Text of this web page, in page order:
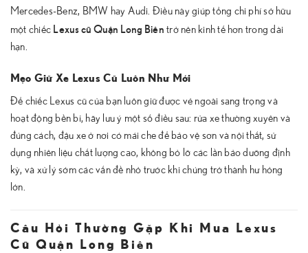
Mercedes-Benz, BMW hay Audi. Điều này giúp tổng chi phí sở hữu
một chiếc Lexus cũ Quận Long Biên trở nên kinh tế hơn trong dài
hạn.
Mẹo Giữ Xe Lexus Cũ Luôn Như Mới
Để chiếc Lexus cũ của bạn luôn giữ được vẻ ngoài sang trọng và
hoạt động bền bỉ, hãy lưu ý một số điều sau: rửa xe thường xuyên và
đúng cách, đậu xe ở nơi có mái che để bảo vệ sơn và nội thất, sử
dụng nhiên liệu chất lượng cao, không bỏ lỡ các lần bảo dưỡng định
kỳ, và xử lý sớm các vấn đề nhỏ trước khi chúng trở thành hư hỏng
lớn.
Câu Hỏi Thường Gặp Khi Mua Lexus
Cũ Quận Long Biên